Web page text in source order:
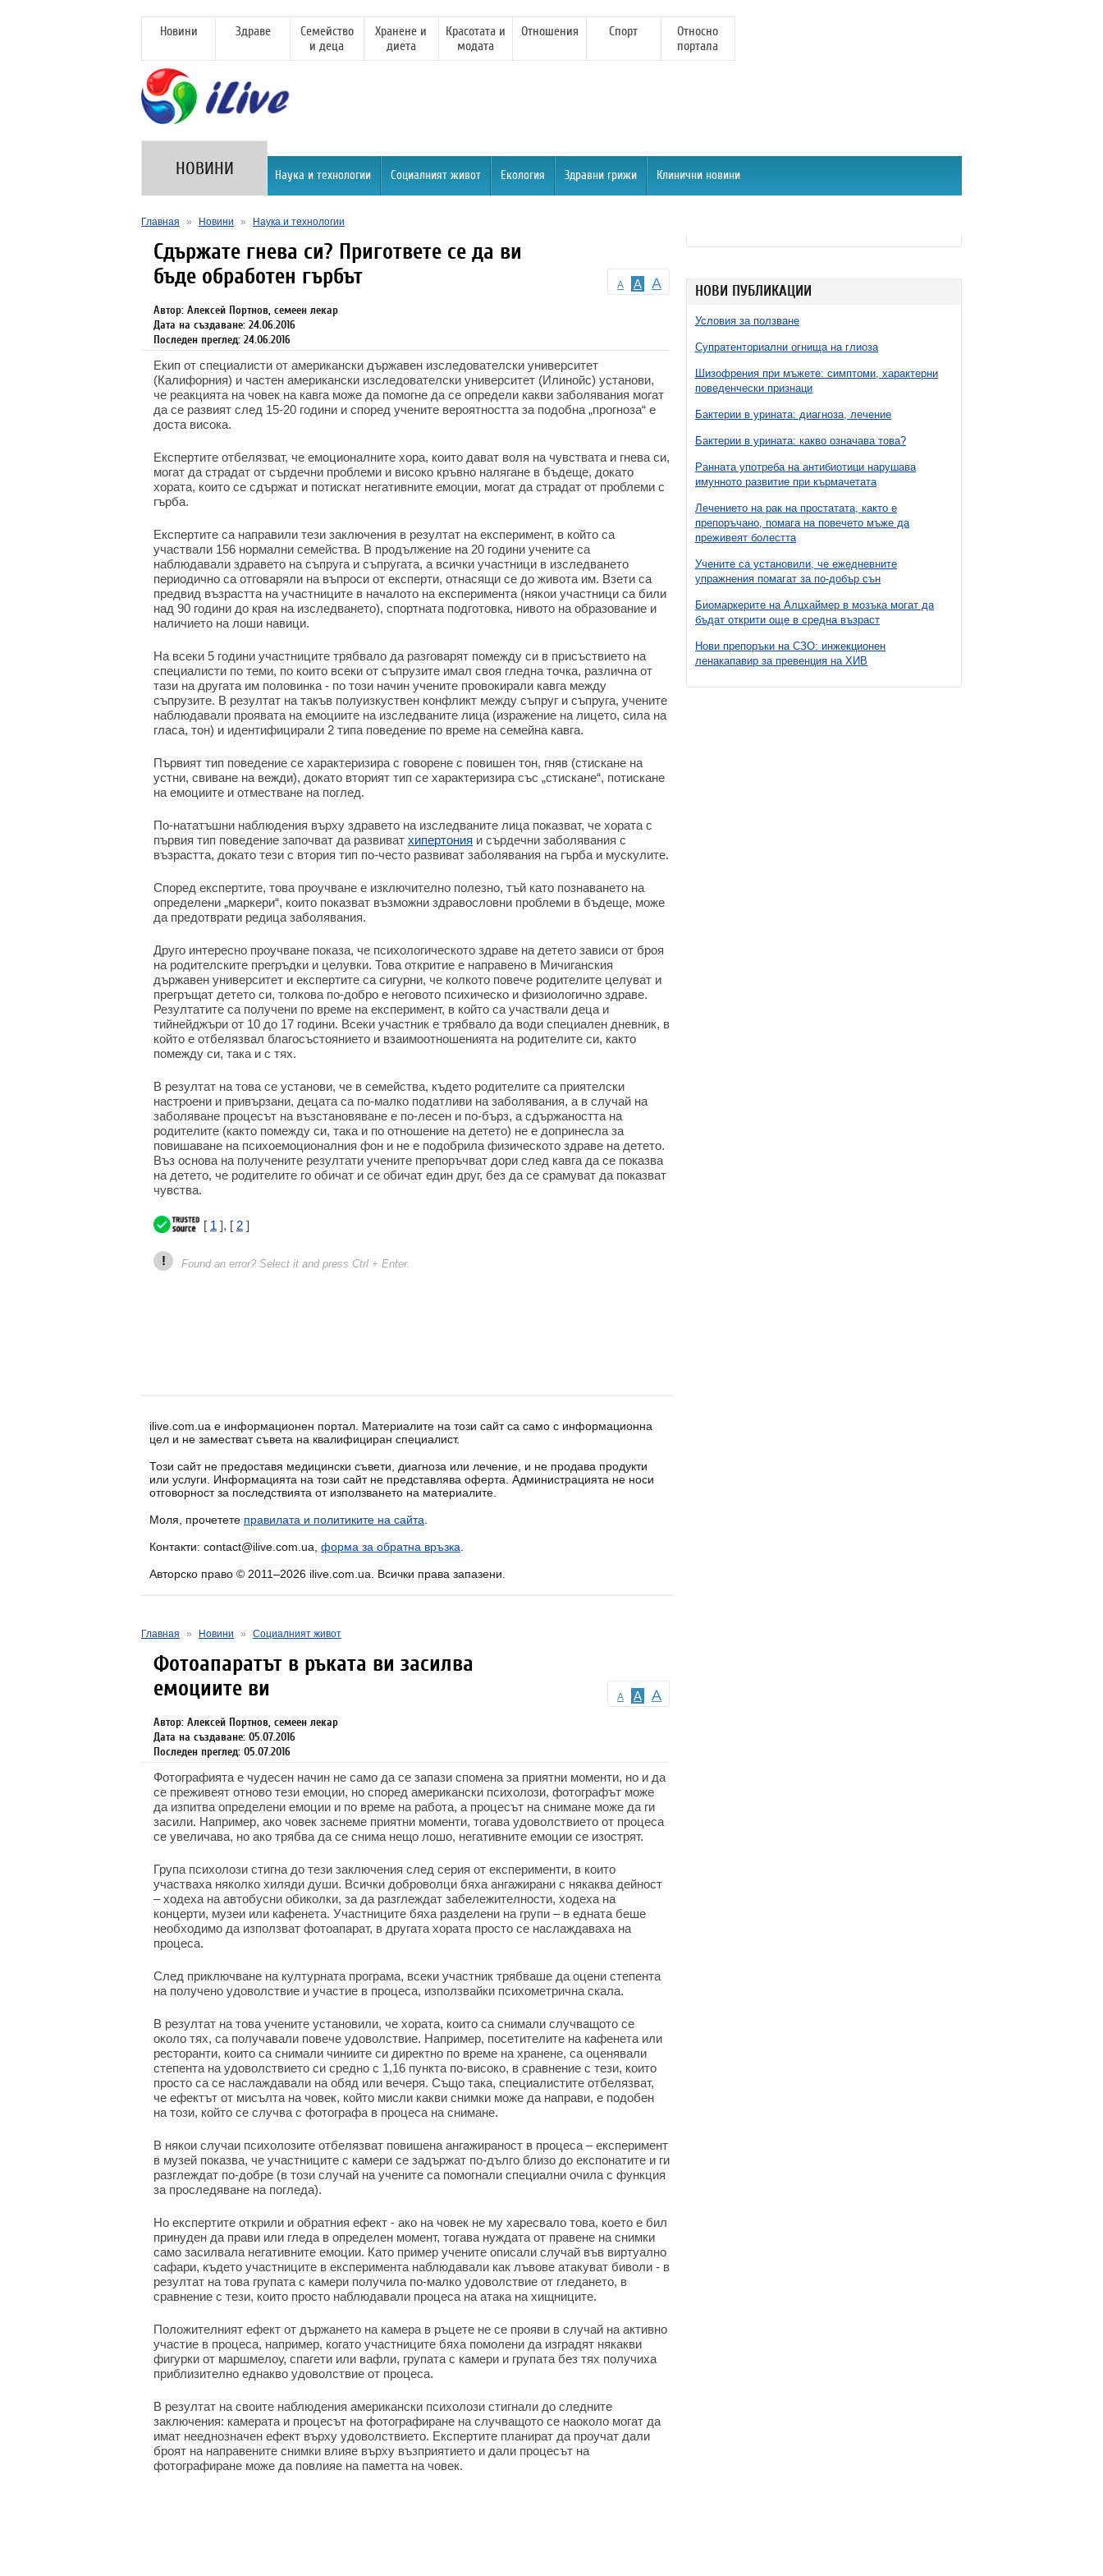
Новини Здраве
Семейство
и деца
Хранене и
диета
Красотата и
модата
Отношения Спорт
Относно
портала
НОВИНИ Наука и технологии Социалният живот Екология Здравни грижи Клинични новини
Главная » Новини » Наука и технологии
НОВИ ПУБЛИКАЦИИ
Условия за ползване
Супратенториални огнища на глиоза
Шизофрения при мъжете: симптоми, характерни
поведенчески признаци
Бактерии в урината: диагноза, лечение
Бактерии в урината: какво означава това?
Ранната употреба на антибиотици нарушава
имунното развитие при кърмачетата
Лечението на рак на простатата, както е
препоръчано, помага на повечето мъже да
преживеят болестта
Учените са установили, че ежедневните
упражнения помагат за по-добър сън
Биомаркерите на Алцхаймер в мозъка могат да
бъдат открити още в средна възраст
Нови препоръки на СЗО: инжекционен
ленакапавир за превенция на ХИВ
A A A
Сдържате гнева си? Пригответе се да ви
бъде обработен гърбът
Автор: Алексей Портнов, семеен лекар
Дата на създаване: 24.06.2016
Последен преглед: 24.06.2016
Екип от специалисти от американски държавен изследователски университет
(Калифорния) и частен американски изследователски университет (Илинойс) установи,
че реакцията на човек на кавга може да помогне да се определи какви заболявания могат
да се развият след 15-20 години и според учените вероятността за подобна „прогноза“ е
доста висока.
Експертите отбелязват, че емоционалните хора, които дават воля на чувствата и гнева си,
могат да страдат от сърдечни проблеми и високо кръвно налягане в бъдеще, докато
хората, които се сдържат и потискат негативните емоции, могат да страдат от проблеми с
гърба.
Експертите са направили тези заключения в резултат на експеримент, в който са
участвали 156 нормални семейства. В продължение на 20 години учените са
наблюдавали здравето на съпруга и съпругата, а всички участници в изследването
периодично са отговаряли на въпроси от експерти, отнасящи се до живота им. Взети са
предвид възрастта на участниците в началото на експеримента (някои участници са били
над 90 години до края на изследването), спортната подготовка, нивото на образование и
наличието на лоши навици.
На всеки 5 години участниците трябвало да разговарят помежду си в присъствието на
специалисти по теми, по които всеки от съпрузите имал своя гледна точка, различна от
тази на другата им половинка - по този начин учените провокирали кавга между
съпрузите. В резултат на такъв полуизкуствен конфликт между съпруг и съпруга, учените
наблюдавали проявата на емоциите на изследваните лица (изражение на лицето, сила на
гласа, тон) и идентифицирали 2 типа поведение по време на семейна кавга.
Първият тип поведение се характеризира с говорене с повишен тон, гняв (стискане на
устни, свиване на вежди), докато вторият тип се характеризира със „стискане“, потискане
на емоциите и отместване на поглед.
По-нататъшни наблюдения върху здравето на изследваните лица показват, че хората с
първия тип поведение започват да развиват хипертония и сърдечни заболявания с
възрастта, докато тези с втория тип по-често развиват заболявания на гърба и мускулите.
Според експертите, това проучване е изключително полезно, тъй като познаването на
определени „маркери“, които показват възможни здравословни проблеми в бъдеще, може
да предотврати редица заболявания.
Друго интересно проучване показа, че психологическото здраве на детето зависи от броя
на родителските прегръдки и целувки. Това откритие е направено в Мичиганския
държавен университет и експертите са сигурни, че колкото повече родителите целуват и
прегръщат детето си, толкова по-добро е неговото психическо и физиологично здраве.
Резултатите са получени по време на експеримент, в който са участвали деца и
тийнейджъри от 10 до 17 години. Всеки участник е трябвало да води специален дневник, в
който е отбелязвал благосъстоянието и взаимоотношенията на родителите си, както
помежду си, така и с тях.
В резултат на това се установи, че в семейства, където родителите са приятелски
настроени и привързани, децата са по-малко податливи на заболявания, а в случай на
заболяване процесът на възстановяване е по-лесен и по-бърз, а сдържаността на
родителите (както помежду си, така и по отношение на детето) не е допринесла за
повишаване на психоемоционалния фон и не е подобрила физическото здраве на детето.
Въз основа на получените резултати учените препоръчват дори след кавга да се показва
на детето, че родителите го обичат и се обичат един друг, без да се срамуват да показват
чувства.
[ 1 ], [ 2 ]
! Found an error? Select it and press Ctrl + Enter.
ilive.com.ua е информационен портал. Материалите на този сайт са само с информационна
цел и не заместват съвета на квалифициран специалист.
Този сайт не предоставя медицински съвети, диагноза или лечение, и не продава продукти
или услуги. Информацията на този сайт не представлява оферта. Администрацията не носи
отговорност за последствията от използването на материалите.
Моля, прочетете правилата и политиките на сайта
Контакти: contact@ilive.com.ua, форма за обратна връзка
Авторско право © 2011–2026 ilive.com.ua. Всички права запазени.
Главная » Новини » Социалният живот
A A A
Фотоапаратът в ръката ви засилва
емоциите ви
Автор: Алексей Портнов, семеен лекар
Дата на създаване: 05.07.2016
Последен преглед: 05.07.2016
Фотографията е чудесен начин не само да се запази спомена за приятни моменти, но и да
се преживеят отново тези емоции, но според американски психолози, фотографът може
да изпитва определени емоции и по време на работа, а процесът на снимане може да ги
засили. Например, ако човек заснеме приятни моменти, тогава удоволствието от процеса
се увеличава, но ако трябва да се снима нещо лошо, негативните емоции се изострят.
Група психолози стигна до тези заключения след серия от експерименти, в които
участваха няколко хиляди души. Всички доброволци бяха ангажирани с някаква дейност
– ходеха на автобусни обиколки, за да разглеждат забележителности, ходеха на
концерти, музеи или кафенета. Участниците бяха разделени на групи – в едната беше
необходимо да използват фотоапарат, в другата хората просто се наслаждаваха на
процеса.
След приключване на културната програма, всеки участник трябваше да оцени степента
на получено удоволствие и участие в процеса, използвайки психометрична скала.
В резултат на това учените установили, че хората, които са снимали случващото се
около тях, са получавали повече удоволствие. Например, посетителите на кафенета или
ресторанти, които са снимали чиниите си директно по време на хранене, са оценявали
степента на удоволствието си средно с 1,16 пункта по-високо, в сравнение с тези, които
просто са се наслаждавали на обяд или вечеря. Също така, специалистите отбелязват,
че ефектът от мисълта на човек, който мисли какви снимки може да направи, е подобен
на този, който се случва с фотографа в процеса на снимане.
В някои случаи психолозите отбелязват повишена ангажираност в процеса – експеримент
в музей показва, че участниците с камери се задържат по-дълго близо до експонатите и ги
разглеждат по-добре (в този случай на учените са помогнали специални очила с функция
за проследяване на погледа).
Но експертите открили и обратния ефект - ако на човек не му харесвало това, което е бил
принуден да прави или гледа в определен момент, тогава нуждата от правене на снимки
само засилвала негативните емоции. Като пример учените описали случай във виртуално
сафари, където участниците в експеримента наблюдавали как лъвове атакуват биволи - в
резултат на това групата с камери получила по-малко удоволствие от гледането, в
сравнение с тези, които просто наблюдавали процеса на атака на хищниците.
Положителният ефект от държането на камера в ръцете не се прояви в случай на активно
участие в процеса, например, когато участниците бяха помолени да изградят някакви
фигурки от маршмелоу, спагети или вафли, групата с камери и групата без тях получиха
приблизително еднакво удоволствие от процеса.
В резултат на своите наблюдения американски психолози стигнали до следните
заключения: камерата и процесът на фотографиране на случващото се наоколо могат да
имат нееднозначен ефект върху удоволствието. Експертите планират да проучат дали
броят на направените снимки влияе върху възприятието и дали процесът на
фотографиране може да повлияе на паметта на човек.